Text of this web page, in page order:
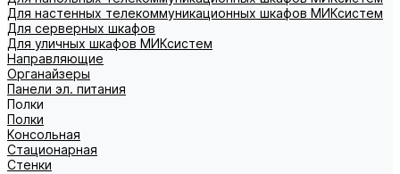
Для настенных телекоммуникационных шкафов МИКсистем
Для серверных шкафов
Для уличных шкафов МИКсистем
Направляющие
Органайзеры
Панели эл. питания
Полки
Полки
Консольная
Стационарная
Стенки